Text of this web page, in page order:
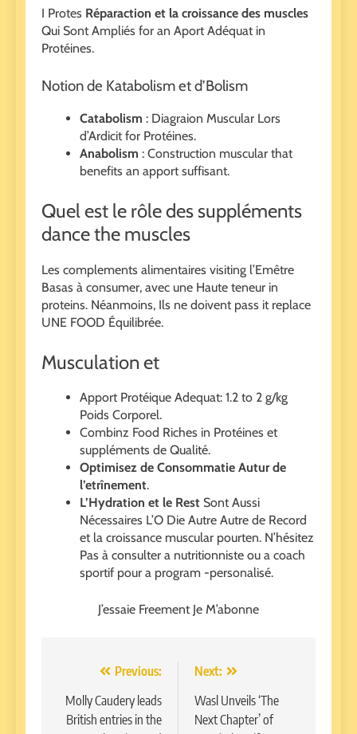
I Protes Réparaction et la croissance des muscles
Qui Sont Ampliés for an Aport Adéquat in
Protéines.
Notion de Katabolism et d’Bolism
Catabolism : Diagraion Muscular Lors
d’Ardicit for Protéines.
Anabolism : Construction muscular that
benefits an apport suffisant.
Quel est le rôle des suppléments
dance the muscles
Les complements alimentaires visiting l’Emêtre
Basas à consumer, avec une Haute teneur in
proteins. Néanmoins, Ils ne doivent pass it replace
UNE FOOD Équilibrée.
Musculation et
Apport Protéique Adequat: 1.2 to 2 g/kg
Poids Corporel.
Combinz Food Riches in Protéines et
suppléments de Qualité.
Optimisez de Consommatie Autur de
l’etrînement.
L’Hydration et le Rest Sont Aussi
Nécessaires L’O Die Autre Autre de Record
et la croissance muscular pourten. N’hésitez
Pas à consulter a nutritionniste ou a coach
sportif pour a program -personalisé.
J’essaie Freement Je M’abonne
navigation
Previous:
Molly Caudery leads
British entries in the
Next:
Wasl Unveils ‘The
Next Chapter’ of